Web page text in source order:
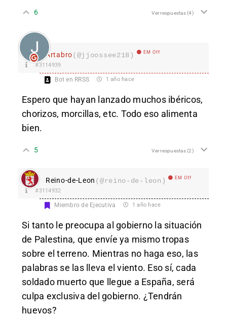
6 Ver respuestas(4)
Ártabro(@jjoossee218) EM Off
#3114939
Bot en RRSS 1 año hace
Espero que hayan lanzado muchos ibéricos,
chorizos, morcillas, etc. Todo eso alimenta
bien.
5 Ver respuestas(2)
Reino-de-Leon (@reino-de-leon) EM Off
#3114932
Miembro de Ejecutiva 1 año hace
Si tanto le preocupa al gobierno la situación
de Palestina, que envíe ya mismo tropas
sobre el terreno. Mientras no haga eso, las
palabras se las lleva el viento. Eso sí, cada
soldado muerto que llegue a España, será
culpa exclusiva del gobierno. ¿Tendrán
huevos?